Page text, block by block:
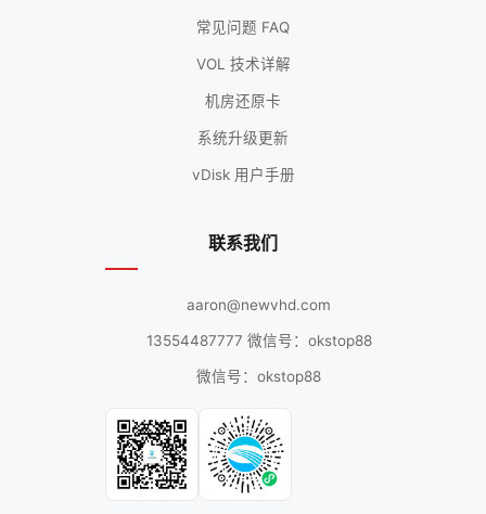
常见问题 FAQ
VOL 技术详解
机房还原卡
系统升级更新
vDisk 用户手册
联系我们
aaron@newvhd.com
13554487777 微信号：okstop88
微信号：okstop88